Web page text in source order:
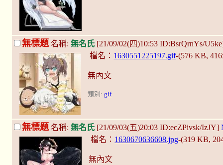
無標題 名稱: 無名氏 [21/09/02(四)10:53 ID:BsrQrnYs/
檔名： 1630551225197.gif-(576 KB,
無內文
類別:gif
無標題名稱: 無名氏 [21/09/03(五)20:03 ID:ecZPivsk/IzJY]
檔名： 1630670636608.jpg-(319 KB,
無內文